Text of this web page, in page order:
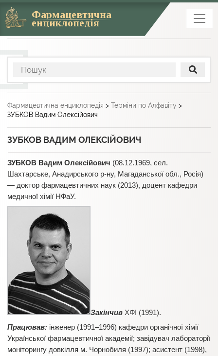
Фармацевтична
енциклопедія
Фармацевтична енциклопедія > Терміни по Алфавіту >
ЗУБКОВ Вадим Олексійович
ЗУБКОВ ВАДИМ ОЛЕКСІЙОВИЧ
ЗУБКОВ Вадим Олексійович (08.12.1969, сел.
Шахтарське, Анадирського р-ну, Магаданської обл., Росія)
— доктор фармацевтичних наук (2013), доцент кафедри
медичної хімії НФаУ.
Закінчив ХФІ (1991).
Працював: інженер (1991–1996) кафедри органічної хімії
Української фармацевтичної академії; завідувач лабораторії
моніторингу довкілля м. Чорнобиля (1997); асистент (1998),